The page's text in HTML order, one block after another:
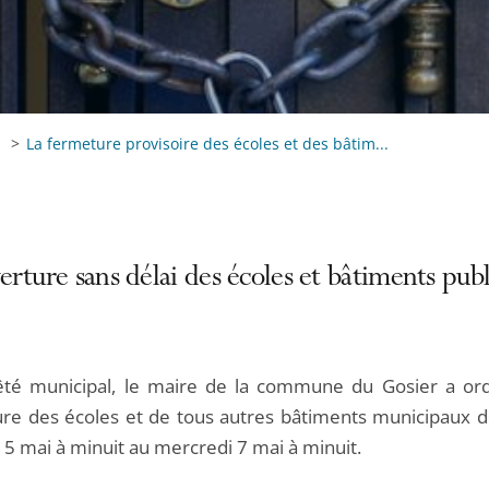
La fermeture provisoire des écoles et des bâtim...
sans délai des écoles et bâtiments
municipal, le maire de la commune du Gosier a
des écoles et de tous autres bâtiments municipaux
mai à minuit au mercredi 7 mai à minuit.